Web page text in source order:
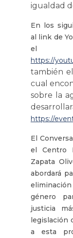
igualdad
En los
al link de
el
https://
también
cual
sobre la
https://
El
el Centro
Zapata
abordará
género
justicia
legislación
a esta